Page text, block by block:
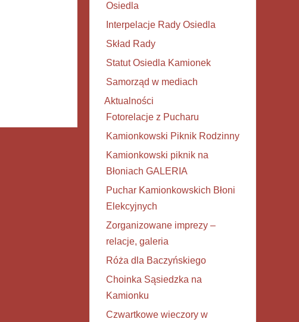
Osiedla
Interpelacje Rady Osiedla
Skład Rady
Statut Osiedla Kamionek
Samorząd w mediach
Aktualności
Fotorelacje z Pucharu
Kamionkowski Piknik Rodzinny
Kamionkowski piknik na
Błoniach GALERIA
Puchar Kamionkowskich Błoni
Elekcyjnych
Zorganizowane imprezy –
relacje, galeria
Róża dla Baczyńskiego
Choinka Sąsiedzka na
Kamionku
Czwartkowe wieczory w